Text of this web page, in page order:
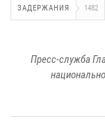
ЗАДЕРЖАНИЯ 1482
Пресс-служба